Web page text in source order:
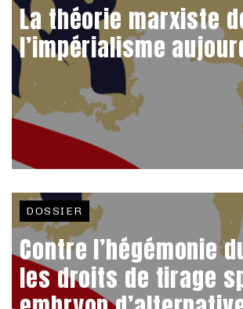
La théorie marxiste
l’impérialisme
DOSSIER
Contre l’hégémonie
les droits de tirage